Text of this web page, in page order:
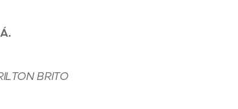
BRITO